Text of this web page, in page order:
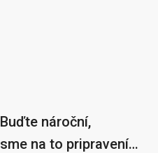
Buďte nároční,
sme na to pripravení…